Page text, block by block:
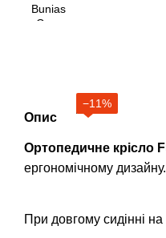
−11%
Опис
Ортопедичне крісло
ергономічному дизайну.
При довгому сидінні